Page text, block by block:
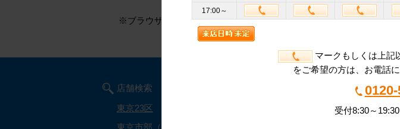
17:00～
マークもしくは上記
をご希望の方は、お電話
受付8:30～
※このページはお客様の個人情報を安全に送受信
※ブラウザのCookieを有効にしていない場合は、お問合せフォーム
店舗検索
東京23区
東京市部（八王子・
ご利用までの
お問合せから